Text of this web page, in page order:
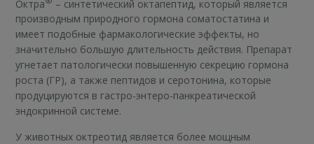
Октра
– синтетический октапептид, который является
производным природного гормона соматостатина и
имеет подобные фармакологические эффекты, но
значительно большую длительность действия. Препарат
угнетает патологически повышенную секрецию гормона
роста (ГР), а также пептидов и серотонина, которые
продуцируются в гастро-энтеро-панкреатической
эндокринной системе.
У животных октреотид является более мощным